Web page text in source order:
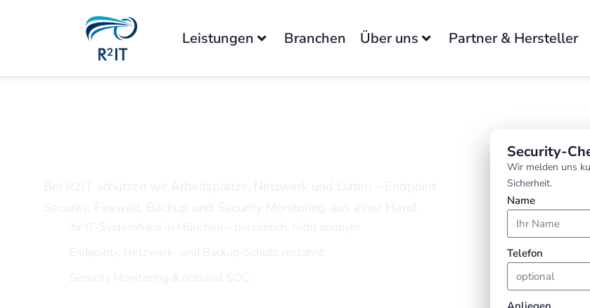
Leistungen Branchen Über uns Partner & Hersteller
Bei R2IT schützen wir Arbeitsplätze, Netzwerk und Daten – Endpoint
Security, Firewall, Backup und Security Monitoring aus einer Hand.
Ihr IT-Systemhaus in München – persönlich, nicht anonym
Endpoint-, Netzwerk- und Backup-Schutz verzahnt
Security Monitoring & optional SOC
Security-
Wir melden uns
Sicherheit.
Name
Telefon